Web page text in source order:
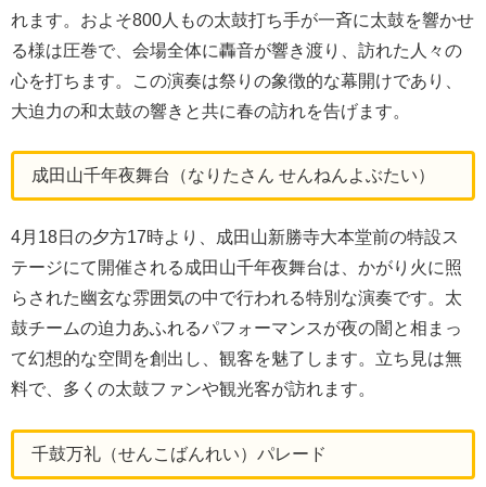
れます。およそ800人もの太鼓打ち手が一斉に太鼓を響かせ
る様は圧巻で、会場全体に轟音が響き渡り、訪れた人々の
心を打ちます。この演奏は祭りの象徴的な幕開けであり、
大迫力の和太鼓の響きと共に春の訪れを告げます。
成田山千年夜舞台（なりたさん せんねんよぶたい）
4月18日の夕方17時より、成田山新勝寺大本堂前の特設ス
テージにて開催される成田山千年夜舞台は、かがり火に照
らされた幽玄な雰囲気の中で行われる特別な演奏です。太
鼓チームの迫力あふれるパフォーマンスが夜の闇と相まっ
て幻想的な空間を創出し、観客を魅了します。立ち見は無
料で、多くの太鼓ファンや観光客が訪れます。
千鼓万礼（せんこばんれい）パレード